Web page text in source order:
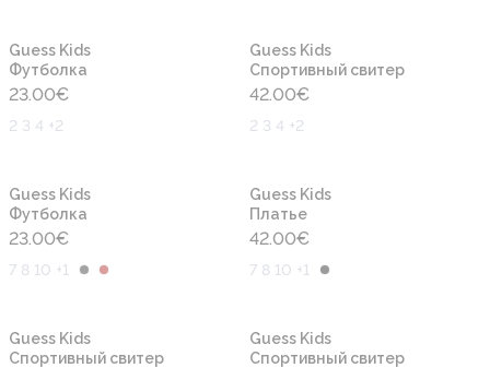
Guess Kids
Футболка
23.00€
2 3 4 +2
Guess Kids
Cпортивный свитер
42.00€
2 3 4 +2
Guess Kids
Футболка
23.00€
7 8 10 +1
Guess Kids
Платье
42.00€
7 8 10 +1
Guess Kids
Cпортивный свитер
Guess Kids
Cпортивный свитер